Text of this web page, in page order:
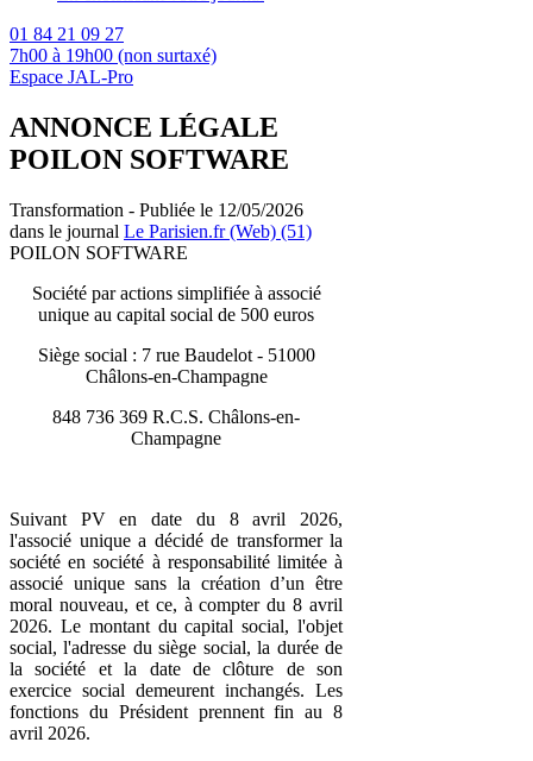
01 84 21 09 27
7h00 à 19h00 (non surtaxé)
Espace JAL-Pro
ANNONCE LÉGALE
POILON SOFTWARE
Transformation - Publiée le 12/05/2026
dans le journal Le Parisien.fr (Web) (51)
POILON SOFTWARE
Société par actions simplifiée à associé
unique au capital social de 500 euros
Siège social : 7 rue Baudelot - 51000
Châlons-en-Champagne
848 736 369 R.C.S. Châlons-en-
Champagne
Suivant PV en date du 8 avril 2026,
l'associé unique a décidé de transformer la
société en société à responsabilité limitée à
associé unique sans la création d’un être
moral nouveau, et ce, à compter du 8 avril
2026. Le montant du capital social, l'objet
social, l'adresse du siège social, la durée de
la société et la date de clôture de son
exercice social demeurent inchangés. Les
fonctions du Président prennent fin au 8
avril 2026.